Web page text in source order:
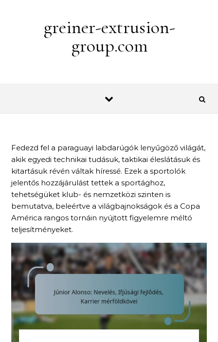
greiner-extrusion-
group.com
Fedezd fel a paraguayi labdarúgók lenyűgöző világát,
akik egyedi technikai tudásuk, taktikai éleslátásuk és
kitartásuk révén váltak híressé. Ezek a sportolók
jelentős hozzájárulást tettek a sportághoz,
tehetségüket klub- és nemzetközi szinten is
bemutatva, beleértve a világbajnokságok és a Copa
América rangos tornáin nyújtott figyelemre méltó
teljesítményeket.